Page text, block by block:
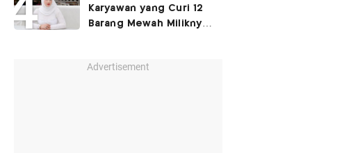
Karyawan yang Curi 12
Barang Mewah Miliknya
Advertisement